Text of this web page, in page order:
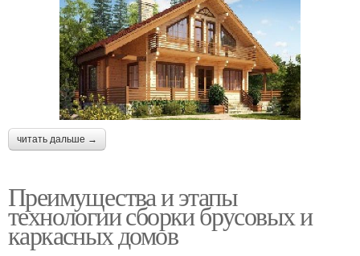
читать дальше →
Преимущества и этапы
технологии сборки брусовых и
каркасных домов